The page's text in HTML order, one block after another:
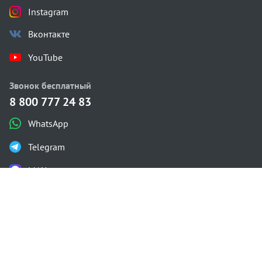
Instagram
Вконтакте
YouTube
Звонок бесплатный
8 800 777 24 83
WhatsApp
Telegram
MAX